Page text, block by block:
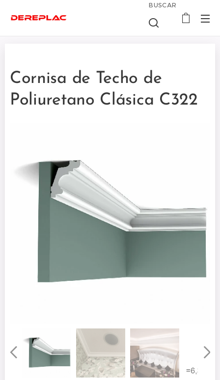
BUSCAR
Cornisa de Techo de
Poliuretano Clásica C322